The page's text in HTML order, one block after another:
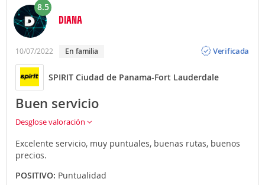
8.5
DIANA
10/07/2022 En familia
Verificada
SPIRIT Ciudad de Panama-Fort Lauderdale
Buen servicio
Desglose valoración
Excelente servicio, muy puntuales, buenas rutas, buenos
precios.
POSITIVO: Puntualidad